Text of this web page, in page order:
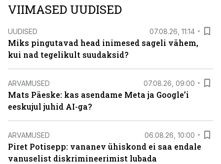
VIIMASED UUDISED
UUDISED 07.08.26, 11:14
Miks pingutavad head inimesed sageli vähem,
kui nad tegelikult suudaksid?
ARVAMUSED 07.08.26, 09:00
Mats Päeske: kas asendame Meta ja Google’i
eeskujul juhid AI-ga?
ARVAMUSED 06.08.26, 10:00
Piret Potisepp: vananev ühiskond ei saa endale
vanuselist diskrimineerimist lubada